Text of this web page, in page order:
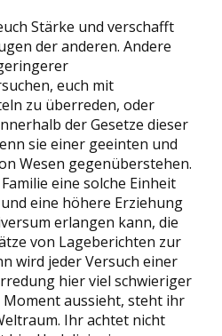
Stärke und verschafft
der anderen. Andere
euch mit
zu überreden, oder
der Gesetze dieser
sie einer geeinten und
Wesen gegenüberstehen.
eine solche Einheit
eine höhere Erziehung
erlangen kann, die
von Lageberichten zur
wird jeder Versuch einer
hier viel schwieriger
Moment aussieht, steht ihr
Ihr achtet nicht